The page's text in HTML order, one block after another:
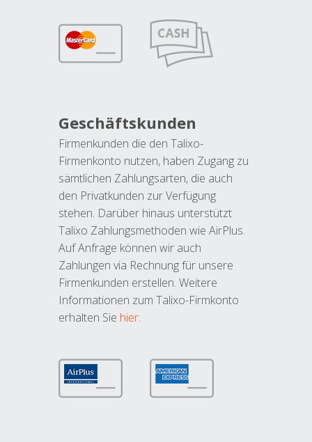
Geschäftskunden
Firmenkunden die den Talixo-
Firmenkonto nutzen, haben Zugang zu
sämtlichen Zahlungsarten, die auch
den Privatkunden zur Verfügung
stehen. Darüber hinaus unterstützt
Talixo Zahlungsmethoden wie AirPlus.
Auf Anfrage können wir auch
Zahlungen via Rechnung für unsere
Firmenkunden erstellen. Weitere
Informationen zum Talixo-Firmkonto
erhalten Sie hier.